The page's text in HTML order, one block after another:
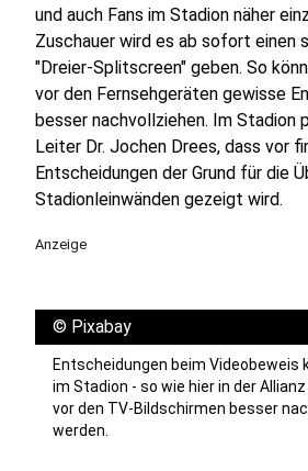
und auch Fans im Stadion näher
Zuschauer wird es ab sofort einen
"Dreier-Splitscreen" geben. So
vor den Fernsehgeräten gewisse
besser nachvollziehen. Im Stadion
Leiter Dr. Jochen Drees, dass vor
Entscheidungen der Grund für die
Stadionleinwänden gezeigt wird.
Anzeige
© Pixabay
Entscheidungen beim Videobeweis
im Stadion - so wie hier in der
vor den TV-Bildschirmen besser
werden.